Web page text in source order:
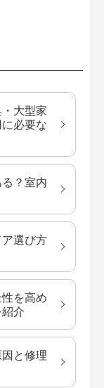
大型家
必要な
？室内
選び方
を高め
介
と修理